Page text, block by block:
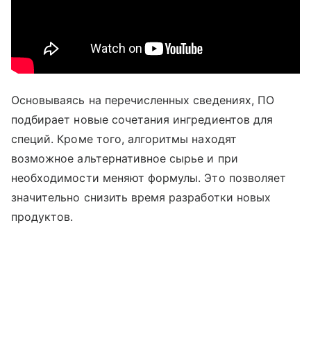
Основываясь на перечисленных сведениях, ПО
подбирает новые сочетания ингредиентов для
специй. Кроме того, алгоритмы находят
возможное альтернативное сырье и при
необходимости меняют формулы. Это позволяет
значительно снизить время разработки новых
продуктов.